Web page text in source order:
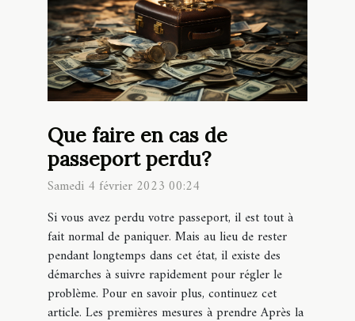
Que faire en cas de
passeport perdu?
Samedi 4 février 2023 00:24
Si vous avez perdu votre passeport, il est tout à
fait normal de paniquer. Mais au lieu de rester
pendant longtemps dans cet état, il existe des
démarches à suivre rapidement pour régler le
problème. Pour en savoir plus, continuez cet
article. Les premières mesures à prendre Après la